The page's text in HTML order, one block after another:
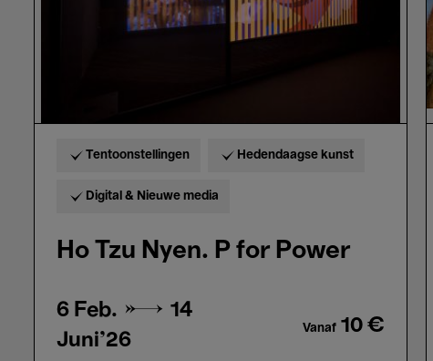
Tentoonstellingen Hedendaagse kunst
Digital & Nieuwe media
Ho Tzu Nyen. P for Power
6 Feb. → 14
Juni'26
Vanaf 10 €